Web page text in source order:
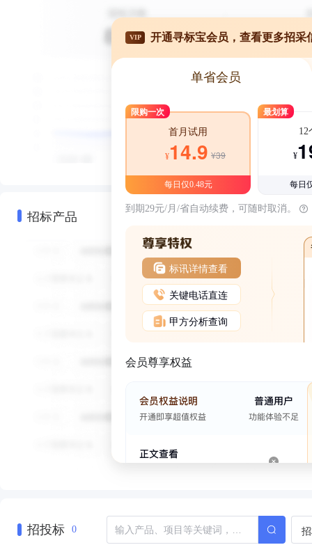
招标产品
VIP 开通寻标宝会员，查看更多招采
单省会员
限购一次
首月试用
¥14.9 ¥39
每日仅0.48元
最划算
12
¥
每日
到期29元/月/省自动续费，可随时取消。
标讯详情查看
关键电话直连
甲方分析查询
会员尊享权益
招投标 0